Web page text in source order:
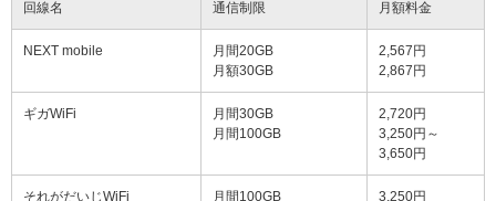
回線名 通信制限 月額料金
NEXT mobile
月間20GB
月額30GB
2,567円
2,867円
ギガWiFi
月間30GB
月間100GB
2,720円
3,250円～
3,650円
それがだいじWiFi 月間100GB 3,250円